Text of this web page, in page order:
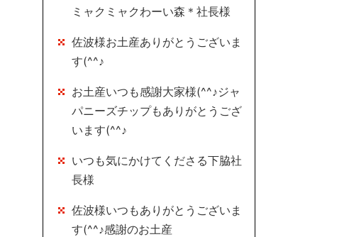
ミャクミャクわーい森＊社長様
佐波様お土産ありがとうございま
す(^^♪
お土産いつも感謝大家様(^^♪ジャ
パニーズチップもありがとうござ
います(^^♪
いつも気にかけてくださる下脇社
長様
佐波様いつもありがとうございま
す(^^♪感謝のお土産